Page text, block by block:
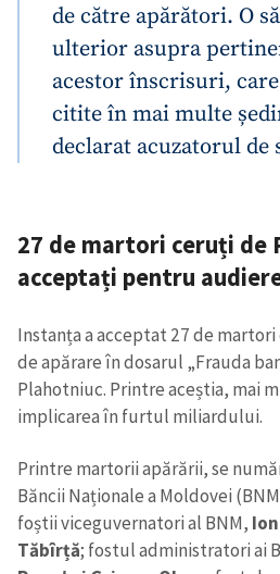
de către apărători. O
ulterior asupra
acestor înscrisuri,
citite în mai multe
declarat acuzatorul de
27 de martori ceruți de
acceptați pentru
Instanța a acceptat 27 de
de apărare în dosarul „Frauda
Plahotniuc. Printre aceștia, mai
implicarea în furtul miliardului.
Printre martorii apărării, se
Băncii Naționale a Moldovei
foștii viceguvernatori al BNM,
Tăbîrță; fostul administratori ai